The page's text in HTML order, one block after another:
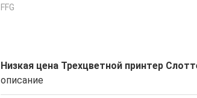
FFG
Низкая цена Трехцветной принтер
описание